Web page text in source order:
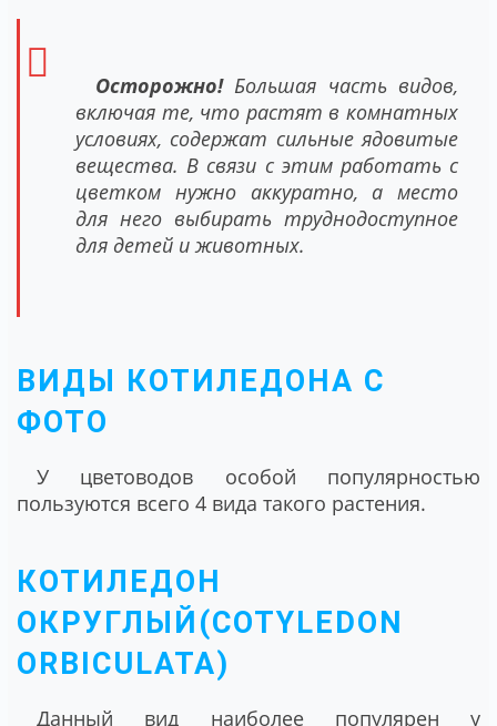
Осторожно!Большая часть видов,
включая те, что растят в комнатных
условиях, содержат сильные ядовитые
вещества. В связи с этим работать с
цветком нужно аккуратно, а место
для него выбирать труднодоступное
для детей и животных.
ВИДЫ КОТИЛЕДОНА С
ФОТО
У цветоводов особой популярностью
пользуются всего 4 вида такого растения.
КОТИЛЕДОН
ОКРУГЛЫЙ(COTYLEDON
ORBICULATA)
Данный вид наиболее популярен у